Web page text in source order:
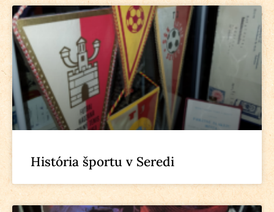
História športu v Seredi